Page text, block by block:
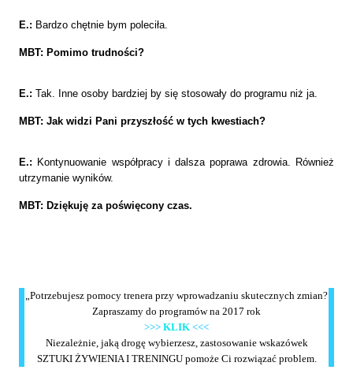
E.: Bardzo chętnie bym poleciła.
MBT: Pomimo trudności?
E.: Tak. Inne osoby bardziej by się stosowały do programu niż ja.
MBT: Jak widzi Pani przyszłość w tych kwestiach?
E.: Kontynuowanie współpracy i dalsza poprawa zdrowia. Również
utrzymanie wyników.
MBT: Dziękuję za poświęcony czas.
„Potrzebujesz pomocy trenera przy wprowadzaniu skutecznych zmian?
Zapraszamy do programów na 2017 rok
>>> KLIK <<<
Niezależnie, jaką drogę wybierzesz, zastosowanie wskazówek
SZTUKI ŻYWIENIA I TRENINGU pomoże Ci rozwiązać problem.